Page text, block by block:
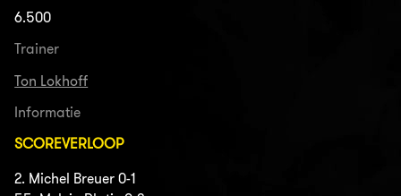
6.500
Trainer
Ton Lokhoff
Informatie
SCOREVERLOOP
2. Michel Breuer 0-1